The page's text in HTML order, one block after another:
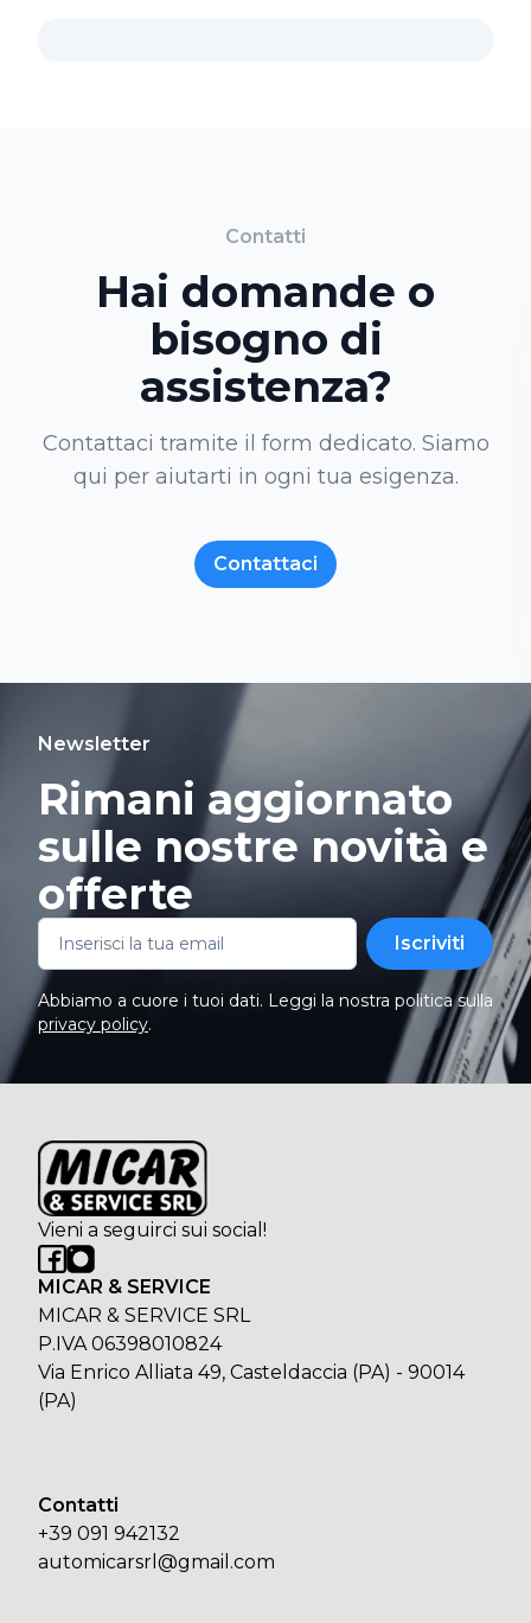
Contatti
Hai domande o
bisogno di
assistenza?
Contattaci tramite il form dedicato. Siamo
qui per aiutarti in ogni tua esigenza.
Contattaci
Newsletter
Rimani aggiornato
sulle nostre novità e
offerte
Iscriviti
Abbiamo a cuore i tuoi dati. Leggi la nostra politica sulla
privacy policy.
Vieni a seguirci sui social!
MICAR & SERVICE
MICAR & SERVICE SRL
P.IVA 06398010824
Via Enrico Alliata 49, Casteldaccia (PA) - 90014
(PA)
Contatti
+39 091 942132
automicarsrl@gmail.com